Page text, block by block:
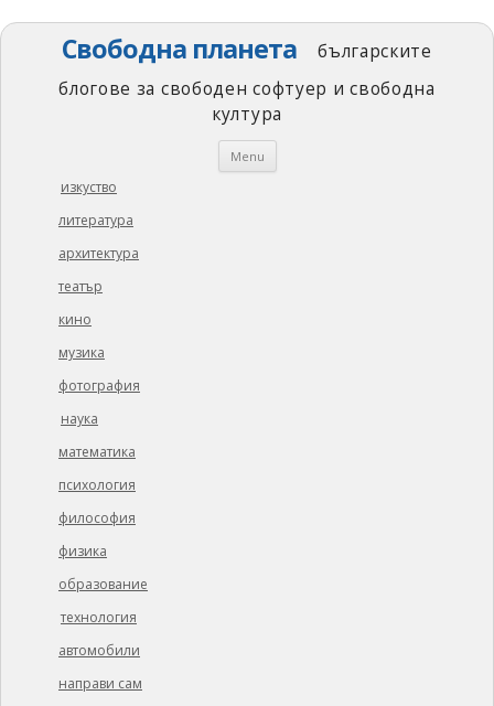
Свободна планета
българските
блогове за свободен софтуер и свободна
култура
Menu Skip
изкуство
литература
архитектура
театър
кино
музика
фотография
наука
математика
психология
философия
физика
образование
технология
автомобили
направи сам